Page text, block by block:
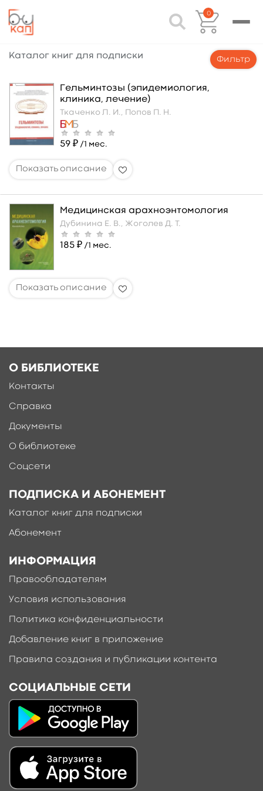
0
Каталог книг для подписки Фильтр
Гельминтозы (эпидемиология,
клиника, лечение)
Ткаченко Л. И., Попов П. Н.
59 ₽ /1 мес.
Медицинская арахноэнтомология
Дубинина Е. В., Жоголев Д. Т.
185 ₽ /1 мес.
О БИБЛИОТЕКЕ
Контакты
Справка
Документы
О библиотеке
Соцсети
ПОДПИСКА И АБОНЕМЕНТ
Каталог книг для подписки
Абонемент
ИНФОРМАЦИЯ
Правообладателям
Условия использования
Политика конфиденциальности
Добавление книг в приложение
Правила создания и публикации контента
СОЦИАЛЬНЫЕ СЕТИ